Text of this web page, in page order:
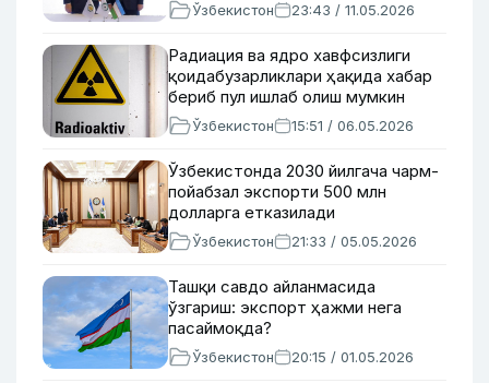
Ўзбекистон 23:43 / 11.05.2026
Радиация ва ядро хавфсизлиги
қоидабузарликлари ҳақида хабар
бериб пул ишлаб олиш мумкин
Ўзбекистон 15:51 / 06.05.2026
Ўзбекистонда 2030 йилгача чарм-
пойабзал экспорти 500 млн
долларга етказилади
Ўзбекистон 21:33 / 05.05.2026
Ташқи савдо айланмасида
ўзгариш: экспорт ҳажми нега
пасаймоқда?
Ўзбекистон 20:15 / 01.05.2026